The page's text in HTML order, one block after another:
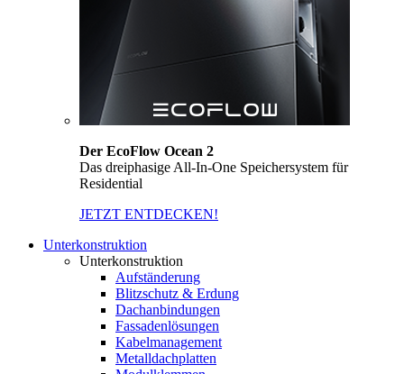
Der EcoFlow Ocean 2
Das dreiphasige All-In-One Speichersystem für
Residential
JETZT ENTDECKEN!
Unterkonstruktion
Unterkonstruktion
Aufständerung
Blitzschutz & Erdung
Dachanbindungen
Fassadenlösungen
Kabelmanagement
Metalldachplatten